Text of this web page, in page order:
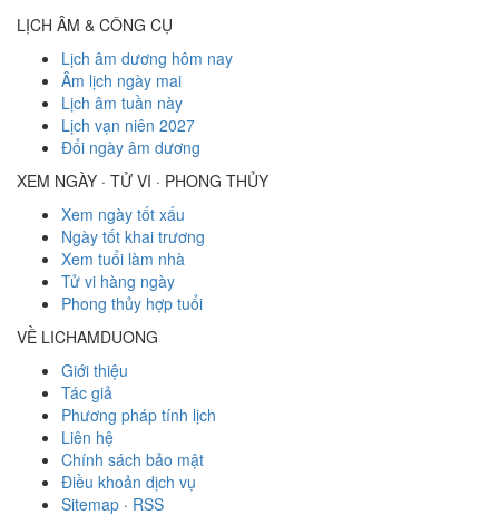
LỊCH ÂM & CÔNG CỤ
Lịch âm dương hôm nay
Âm lịch ngày mai
Lịch âm tuần này
Lịch vạn niên 2027
Đổi ngày âm dương
XEM NGÀY · TỬ VI · PHONG THỦY
Xem ngày tốt xấu
Ngày tốt khai trương
Xem tuổi làm nhà
Tử vi hàng ngày
Phong thủy hợp tuổi
VỀ LICHAMDUONG
Giới thiệu
Tác giả
Phương pháp tính lịch
Liên hệ
Chính sách bảo mật
Điều khoản dịch vụ
Sitemap · RSS